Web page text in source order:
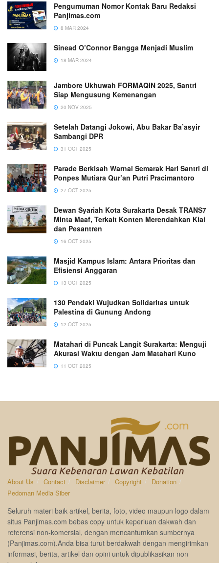
Pengumuman Nomor Kontak Baru Redaksi
Panjimas.com
8 MAR 2024
Sinead O’Connor Bangga Menjadi Muslim
18 MAR 2024
Jambore Ukhuwah FORMAQIN 2025, Santri
Siap Mengusung Kemenangan
20 NOV 2025
Setelah Datangi Jokowi, Abu Bakar Ba’asyir
Sambangi DPR
31 OCT 2025
Parade Berkisah Warnai Semarak Hari Santri di
Ponpes Mutiara Qur’an Putri Pracimantoro
27 OCT 2025
Dewan Syariah Kota Surakarta Desak TRANS7
Minta Maaf, Terkait Konten Merendahkan Kiai
dan Pesantren
16 OCT 2025
Masjid Kampus Islam: Antara Prioritas dan
Efisiensi Anggaran
13 OCT 2025
130 Pendaki Wujudkan Solidaritas untuk
Palestina di Gunung Andong
12 OCT 2025
Matahari di Puncak Langit Surakarta: Menguji
Akurasi Waktu dengan Jam Matahari Kuno
11 OCT 2025
About Us Contact Disclaimer Copyright
Donation
Pedoman Media Siber
Seluruh materi baik artikel, berita, foto, video maupun logo dalam
situs Panjimas.com bebas copy untuk keperluan dakwah dan
referensi non-komersial, dengan mencantumkan sumbernya
(Panjimas.com).Anda bisa turut berdakwah dengan mengirimkan
informasi, berita, artikel dan opini untuk dipublikasikan non